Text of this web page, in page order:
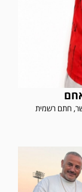
חתם רשמית